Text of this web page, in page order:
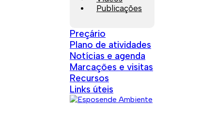
Publicações
Preçário
Plano de atividades
Notícias e agenda
Marcações e visitas
Recursos
Links úteis